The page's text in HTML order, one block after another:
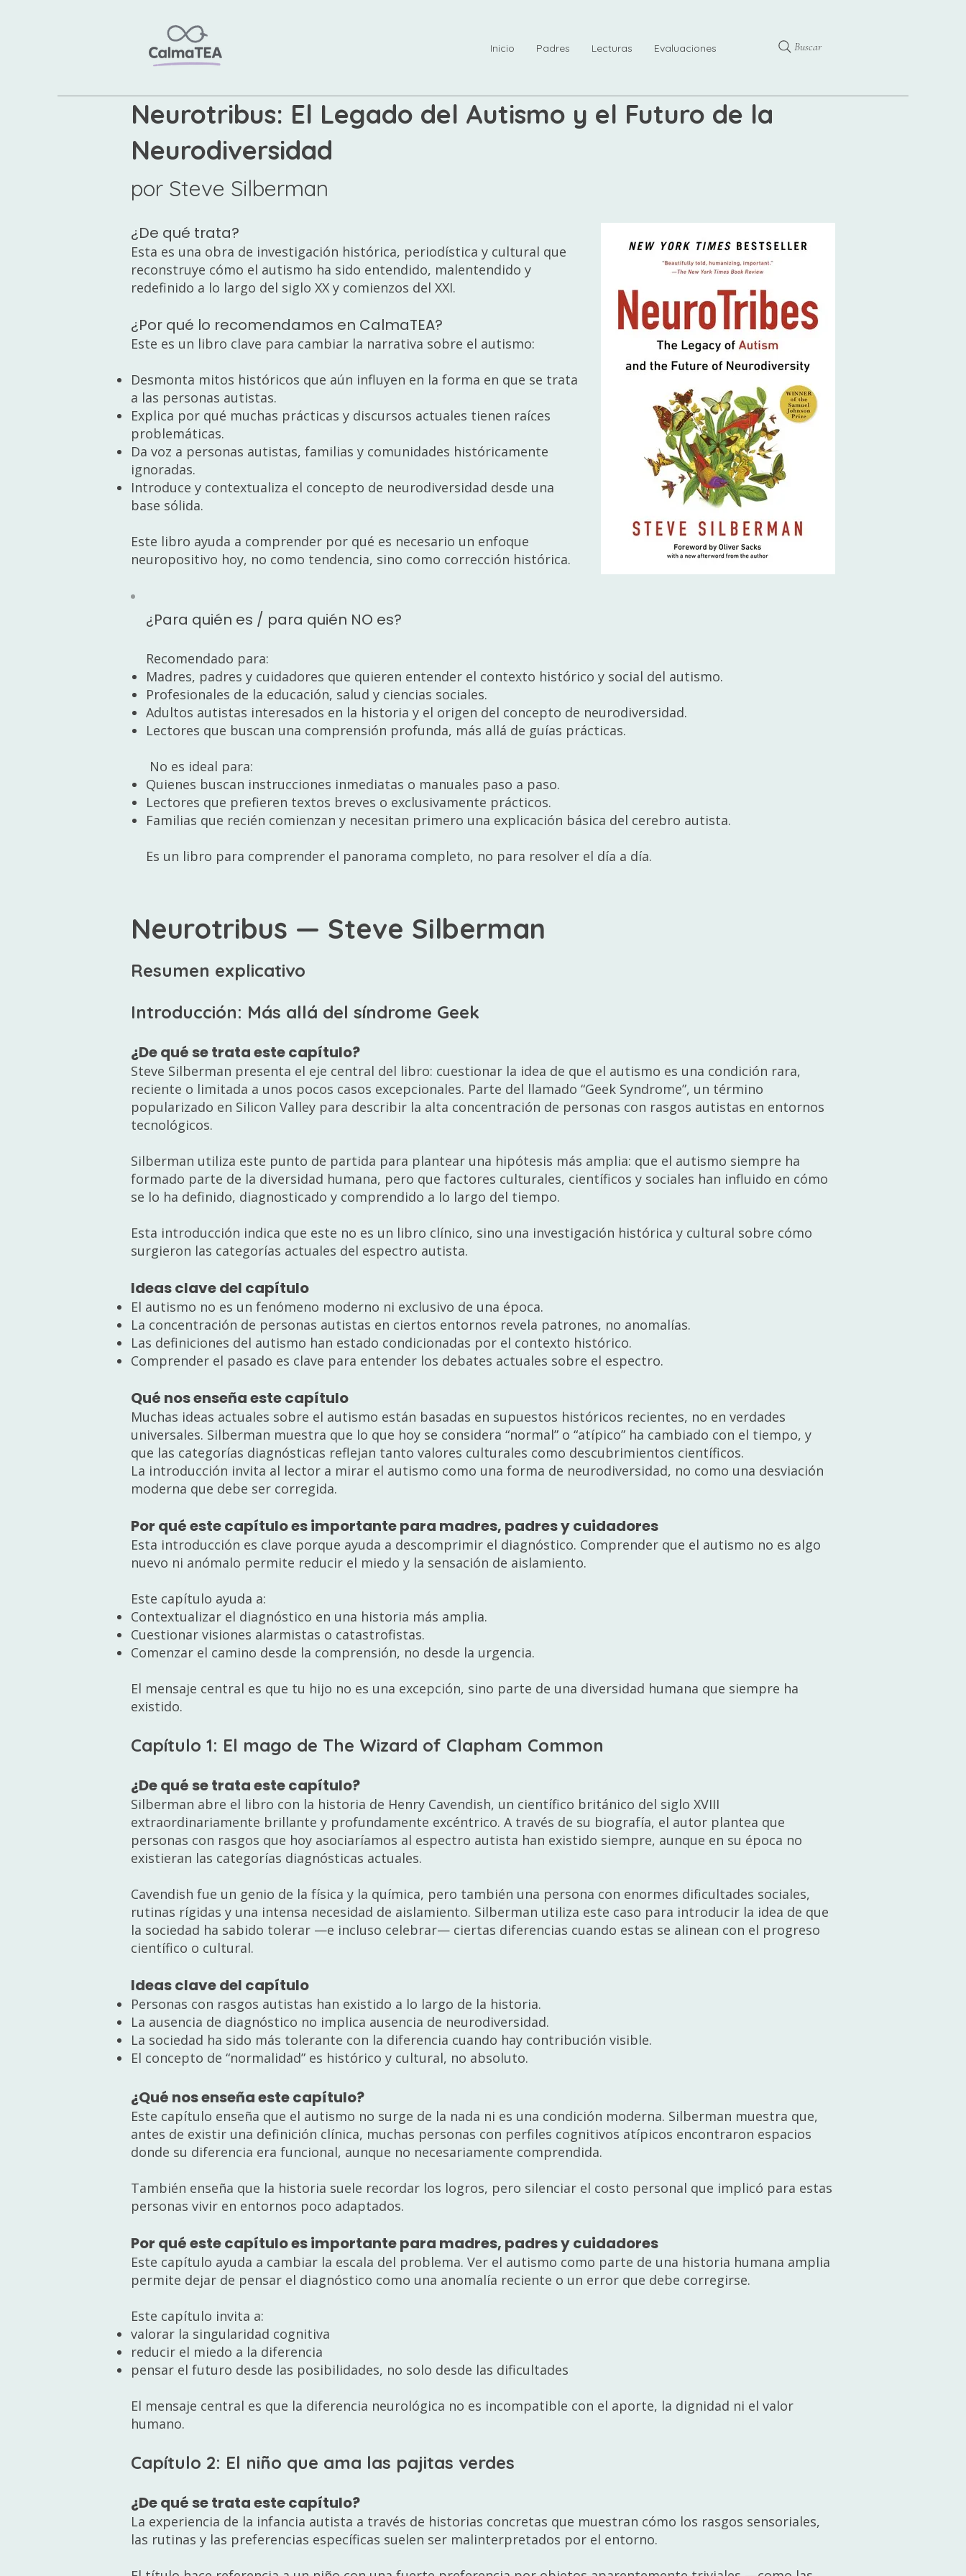
Inicio Padres Lecturas Evaluaciones Buscar
Neurotribus: El Legado del Autismo y el Futuro de la
Neurodiversidad
por Steve Silberman
¿De qué trata?
Esta es una obra de investigación histórica, periodística y cultural que
reconstruye cómo el autismo ha sido entendido, malentendido y
redefinido a lo largo del siglo XX y comienzos del XXI.
¿Por qué lo recomendamos en CalmaTEA?
Este es un libro clave para cambiar la narrativa sobre el autismo:
Desmonta mitos históricos que aún influyen en la forma en que se trata
a las personas autistas.
Explica por qué muchas prácticas y discursos actuales tienen raíces
problemáticas.
Da voz a personas autistas, familias y comunidades históricamente
ignoradas.
Introduce y contextualiza el concepto de neurodiversidad desde una
base sólida.
Este libro ayuda a comprender por qué es necesario un enfoque
neuropositivo hoy, no como tendencia, sino como corrección histórica.
¿Para quién es / para quién NO es?
Recomendado para:
Madres, padres y cuidadores que quieren entender el contexto histórico y social del autismo.
Profesionales de la educación, salud y ciencias sociales.
Adultos autistas interesados en la historia y el origen del concepto de neurodiversidad.
Lectores que buscan una comprensión profunda, más allá de guías prácticas.
No es ideal para:
Quienes buscan instrucciones inmediatas o manuales paso a paso.
Lectores que prefieren textos breves o exclusivamente prácticos.
Familias que recién comienzan y necesitan primero una explicación básica del cerebro autista.
Es un libro para comprender el panorama completo, no para resolver el día a día.
Neurotribus — Steve Silberman
Resumen explicativo
Introducción: Más allá del síndrome Geek
¿De qué se trata este capítulo?
Steve Silberman presenta el eje central del libro: cuestionar la idea de que el autismo es una condición rara,
reciente o limitada a unos pocos casos excepcionales. Parte del llamado “Geek Syndrome”, un término
popularizado en Silicon Valley para describir la alta concentración de personas con rasgos autistas en entornos
tecnológicos.
Silberman utiliza este punto de partida para plantear una hipótesis más amplia: que el autismo siempre ha
formado parte de la diversidad humana, pero que factores culturales, científicos y sociales han influido en cómo
se lo ha definido, diagnosticado y comprendido a lo largo del tiempo.
Esta introducción indica que este no es un libro clínico, sino una investigación histórica y cultural sobre cómo
surgieron las categorías actuales del espectro autista.
Ideas clave del capítulo
El autismo no es un fenómeno moderno ni exclusivo de una época.
La concentración de personas autistas en ciertos entornos revela patrones, no anomalías.
Las definiciones del autismo han estado condicionadas por el contexto histórico.
Comprender el pasado es clave para entender los debates actuales sobre el espectro.
Qué nos enseña este capítulo
Muchas ideas actuales sobre el autismo están basadas en supuestos históricos recientes, no en verdades
universales. Silberman muestra que lo que hoy se considera “normal” o “atípico” ha cambiado con el tiempo, y
que las categorías diagnósticas reflejan tanto valores culturales como descubrimientos científicos.
La introducción invita al lector a mirar el autismo como una forma de neurodiversidad, no como una desviación
moderna que debe ser corregida.
Por qué este capítulo es importante para madres, padres y cuidadores
Esta introducción es clave porque ayuda a descomprimir el diagnóstico. Comprender que el autismo no es algo
nuevo ni anómalo permite reducir el miedo y la sensación de aislamiento.
Este capítulo ayuda a:
Contextualizar el diagnóstico en una historia más amplia.
Cuestionar visiones alarmistas o catastrofistas.
Comenzar el camino desde la comprensión, no desde la urgencia.
El mensaje central es que tu hijo no es una excepción, sino parte de una diversidad humana que siempre ha
existido.
Capítulo 1: El mago de The Wizard of Clapham Common
¿De qué se trata este capítulo?
Silberman abre el libro con la historia de Henry Cavendish, un científico británico del siglo XVIII
extraordinariamente brillante y profundamente excéntrico. A través de su biografía, el autor plantea que
personas con rasgos que hoy asociaríamos al espectro autista han existido siempre, aunque en su época no
existieran las categorías diagnósticas actuales.
Cavendish fue un genio de la física y la química, pero también una persona con enormes dificultades sociales,
rutinas rígidas y una intensa necesidad de aislamiento. Silberman utiliza este caso para introducir la idea de que
la sociedad ha sabido tolerar —e incluso celebrar— ciertas diferencias cuando estas se alinean con el progreso
científico o cultural.
Ideas clave del capítulo
Personas con rasgos autistas han existido a lo largo de la historia.
La ausencia de diagnóstico no implica ausencia de neurodiversidad.
La sociedad ha sido más tolerante con la diferencia cuando hay contribución visible.
El concepto de “normalidad” es histórico y cultural, no absoluto.
¿Qué nos enseña este capítulo?
Este capítulo enseña que el autismo no surge de la nada ni es una condición moderna. Silberman muestra que,
antes de existir una definición clínica, muchas personas con perfiles cognitivos atípicos encontraron espacios
donde su diferencia era funcional, aunque no necesariamente comprendida.
También enseña que la historia suele recordar los logros, pero silenciar el costo personal que implicó para estas
personas vivir en entornos poco adaptados.
Por qué este capítulo es importante para madres, padres y cuidadores
Este capítulo ayuda a cambiar la escala del problema. Ver el autismo como parte de una historia humana amplia
permite dejar de pensar el diagnóstico como una anomalía reciente o un error que debe corregirse.
Este capítulo invita a:
valorar la singularidad cognitiva
reducir el miedo a la diferencia
pensar el futuro desde las posibilidades, no solo desde las dificultades
El mensaje central es que la diferencia neurológica no es incompatible con el aporte, la dignidad ni el valor
humano.
Capítulo 2: El niño que ama las pajitas verdes
¿De qué se trata este capítulo?
La experiencia de la infancia autista a través de historias concretas que muestran cómo los rasgos sensoriales,
las rutinas y las preferencias específicas suelen ser malinterpretados por el entorno.